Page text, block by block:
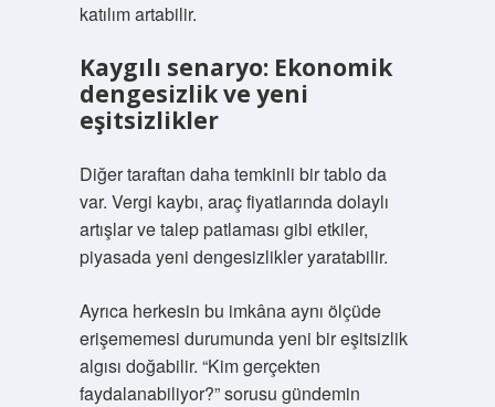
katılım artabilir.
Kaygılı senaryo: Ekonomik
dengesizlik ve yeni
eşitsizlikler
Diğer taraftan daha temkinli bir tablo da
var. Vergi kaybı, araç fiyatlarında dolaylı
artışlar ve talep patlaması gibi etkiler,
piyasada yeni dengesizlikler yaratabilir.
Ayrıca herkesin bu imkâna aynı ölçüde
erişememesi durumunda yeni bir eşitsizlik
algısı doğabilir. “Kim gerçekten
faydalanabiliyor?” sorusu gündemin